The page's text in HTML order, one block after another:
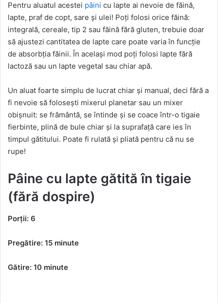
Pentru aluatul acestei pâini cu lapte ai nevoie de făină,
lapte, praf de copt, sare și ulei! Poți folosi orice făină:
integrală, cereale, tip 2 sau făină fără gluten, trebuie doar
să ajustezi cantitatea de lapte care poate varia în funcție
de absorbția făinii. În același mod poți folosi lapte fără
lactoză sau un lapte vegetal sau chiar apă.
Un aluat foarte simplu de lucrat chiar și manual, deci fără a
fi nevoie să folosești mixerul planetar sau un mixer
obișnuit: se frământă, se întinde și se coace într-o tigaie
fierbinte, plină de bule chiar și la suprafață care ies în
timpul gătitului. Poate fi rulată și pliată pentru că nu se
rupe!
Pâine cu lapte gătită în tigaie
(fără dospire)
Porții: 6
Pregătire: 15 minute
Gătire: 10 minute